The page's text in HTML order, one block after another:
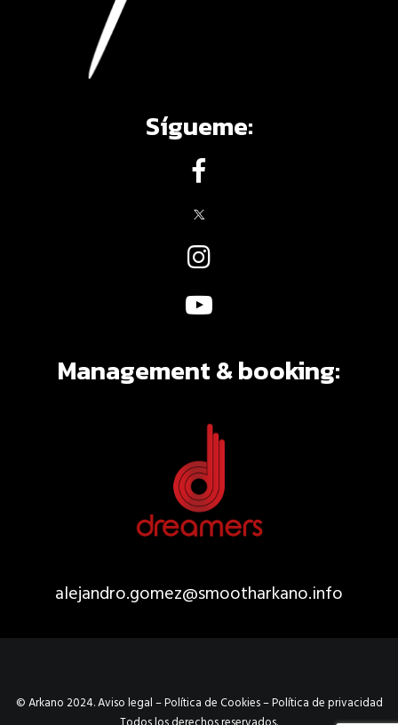
Sígueme:
Management & booking:
alejandro.gomez@smootharkano.info
© Arkano 2024.Aviso legal–Política de Cookies–Política de privacidad